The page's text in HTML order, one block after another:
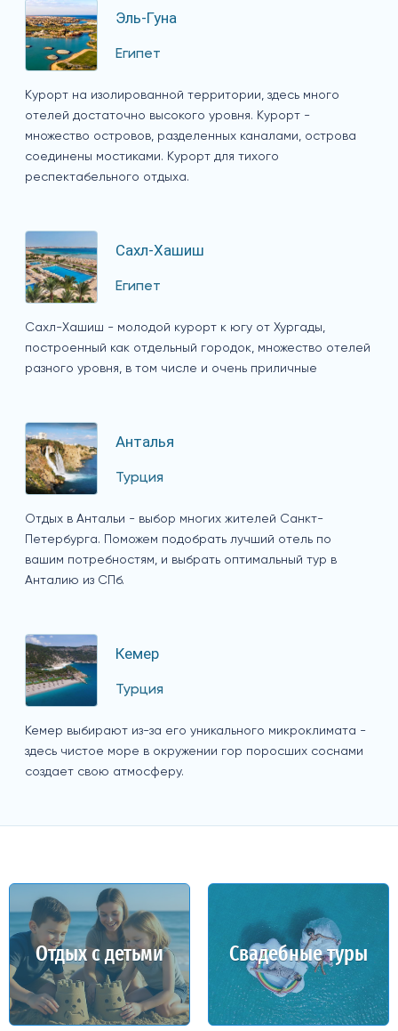
Эль-Гуна
Египет
Курорт на изолированной территории, здесь много
отелей достаточно высокого уровня. Курорт -
множество островов, разделенных каналами, острова
соединены мостиками. Курорт для тихого
респектабельного отдыха.
Сахл-Хашиш
Египет
Сахл-Хашиш - молодой курорт к югу от Хургады,
построенный как отдельный городок, множество отелей
разного уровня, в том числе и очень приличные
Анталья
Турция
Отдых в Антальи - выбор многих жителей Санкт-
Петербурга. Поможем подобрать лучший отель по
вашим потребностям, и выбрать оптимальный тур в
Анталию из СПб.
Кемер
Турция
Кемер выбирают из-за его уникального микроклимата -
здесь чистое море в окружении гор поросших соснами
создает свою атмосферу.
Отдых с детьми Свадебные туры